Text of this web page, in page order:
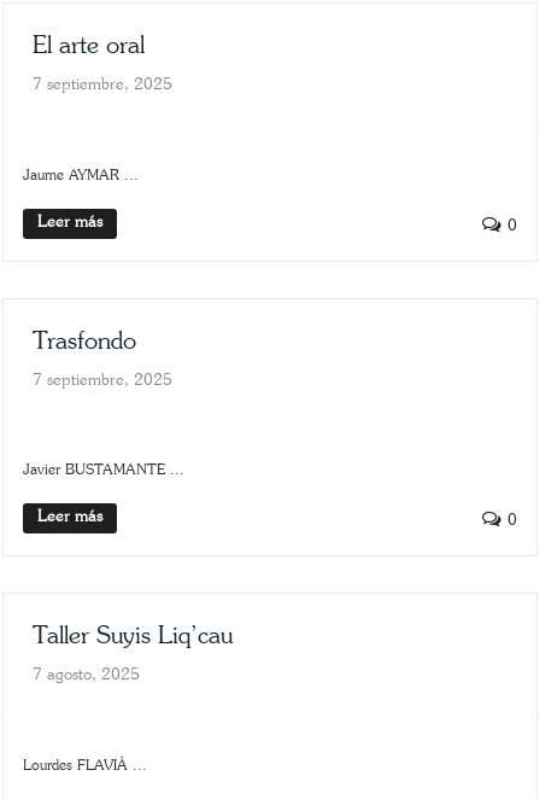
El arte oral
7 septiembre, 2025
Jaume AYMAR ...
Leer más 0
Trasfondo
7 septiembre, 2025
Javier BUSTAMANTE ...
Leer más 0
Taller Suyis Liq’cau
7 agosto, 2025
Lourdes FLAVIÀ ...